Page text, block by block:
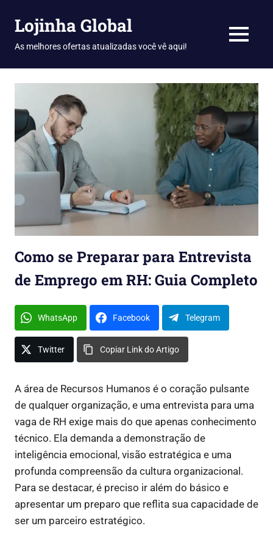
Lojinha Global
As melhores ofertas atualizadas você vê aqui! MENU
Como se Preparar para Entrevista
de Emprego em RH: Guia Completo
WhatsApp Facebook Telegram
Twitter Copiar Link do Artigo
A área de Recursos Humanos é o coração pulsante
de qualquer organização, e uma entrevista para uma
vaga de RH exige mais do que apenas conhecimento
técnico. Ela demanda a demonstração de
inteligência emocional, visão estratégica e uma
profunda compreensão da cultura organizacional.
Para se destacar, é preciso ir além do básico e
apresentar um preparo que reflita sua capacidade de
ser um parceiro estratégico.